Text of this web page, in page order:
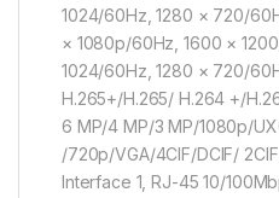
1024/60Hz, 1280 × 720/
× 1080p/60Hz, 1600 ×
1024/60Hz, 1280 × 720/
H.265+/H.265/ H.264 +/
6 MP/4 MP/3 MP/1080p/
/720p/VGA/4CIF/DCIF/
Interface 1, RJ-45 10/